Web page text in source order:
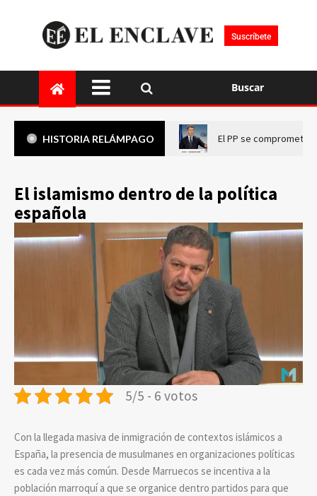
Suscríbete
Buscar
HISTORIA RELÁMPAGO El PP se compromete
El islamismo dentro de la política
española
5/5 - 6 votos
Con la llegada masiva de inmigración de contextos islámicos a
España, la presencia de musulmanes en organizaciones políticas
es cada vez más común. Desde Marruecos se incentiva a la
población marroquí a que se organice dentro partidos para que